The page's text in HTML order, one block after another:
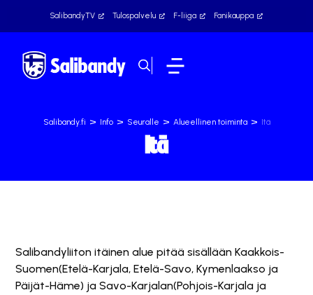
SalibandyTV Tulospalvelu F-liiga Fanikauppa
Salibandy.fi > Info > Seuralle > Alueellinen toiminta > Itä
Itä
Salibandyliiton itäinen alue pitää sisällään Kaakkois-
Suomen(Etelä-Karjala, Etelä-Savo, Kymenlaakso ja
Päijät-Häme) ja Savo-Karjalan(Pohjois-Karjala ja